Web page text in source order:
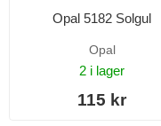
Opal 5182 Solgul
Opal
2 i lager
115 kr